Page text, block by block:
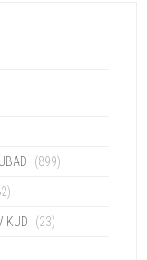
(899)
(23)